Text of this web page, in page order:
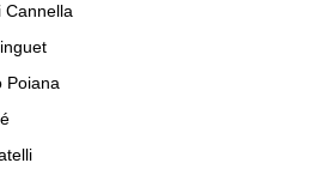
Cannella
Poiana